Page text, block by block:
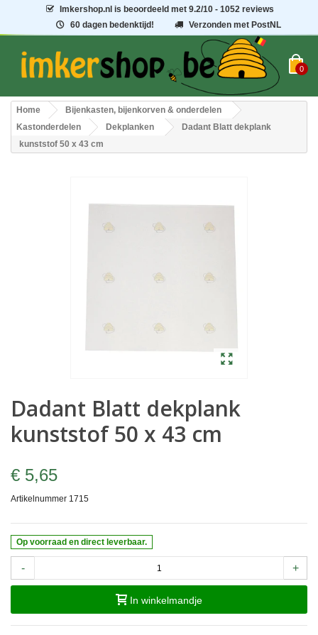
Imkershop.nl is beoordeeld met9.2/10 - 1052 reviews
60 dagen bedenktijd!
Verzonden met PostNL
0
Home
Bijenkasten, bijenkorven & onderdelen
Kastonderdelen
Dekplanken
Dadant Blatt dekplank
kunststof 50 x 43 cm
Dadant Blatt dekplank
kunststof 50 x 43 cm
€ 5,65
Artikelnummer 1715
Op voorraad en direct leverbaar.
- +
In winkelmandje